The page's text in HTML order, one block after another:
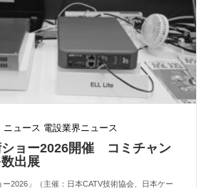
ニュース 電設業界ニュース
ショー2026開催 コミチャン
出展
2026」（主催：日本CATV技術協会、日本ケー